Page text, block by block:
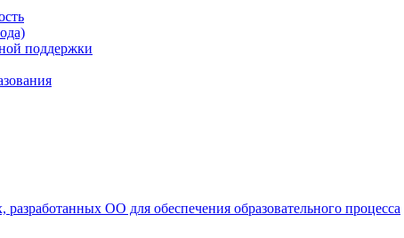
поддержки
ОО для обеспечения образовательного процесса